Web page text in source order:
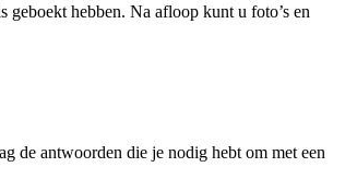
hebben. Na afloop kunt u foto’s en
de antwoorden die je nodig hebt om met een